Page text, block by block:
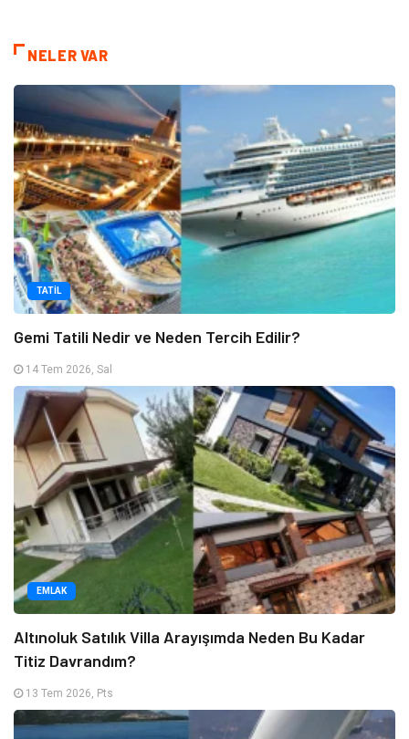
NELER VAR
TATIL
Gemi Tatili Nedir ve Neden Tercih Edilir?
14 Tem 2026, Sal
EMLAK
Altınoluk Satılık Villa Arayışımda Neden Bu Kadar
Titiz Davrandım?
13 Tem 2026, Pts